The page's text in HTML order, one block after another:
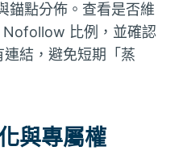
錨點分佈。查看是否維
比例，並確認
結，避免短期「蒸
與專屬權